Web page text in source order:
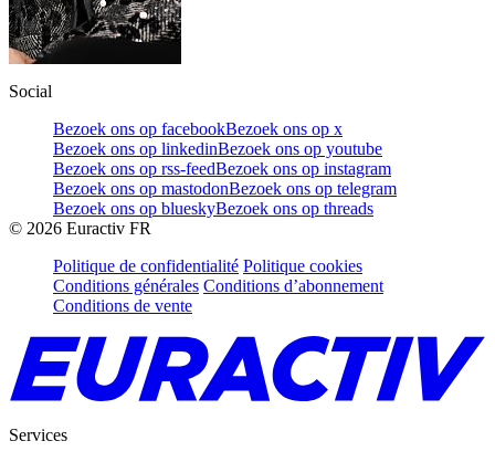
Social
Bezoek ons op facebookBezoek ons op x
Bezoek ons op linkedinBezoek ons op youtube
Bezoek ons op rss-feedBezoek ons op instagram
Bezoek ons op mastodonBezoek ons op telegram
Bezoek ons op blueskyBezoek ons op threads
© 2026 Euractiv FR
Politique de confidentialité Politique cookies
Conditions générales Conditions d’abonnement
Conditions de vente
Services